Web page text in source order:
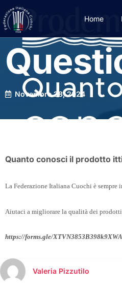
Home
Novembre 28, 2024
Quanto conosci il prodotto
La Federazione Italiana Cuochi è sempre
Aiutaci a migliorare la qualità dei
https://forms.gle/XTVN3853B398k9XWA
Valeria Pizzutilo